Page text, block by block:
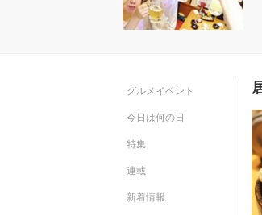
グルメイベント
今日は何の日
特集
連載
新着情報